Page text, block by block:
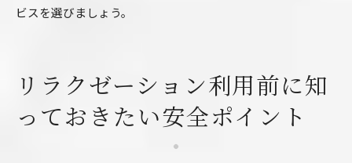
ビスを選びましょう。
リラクゼーション利用前に知
っておきたい安全ポイント